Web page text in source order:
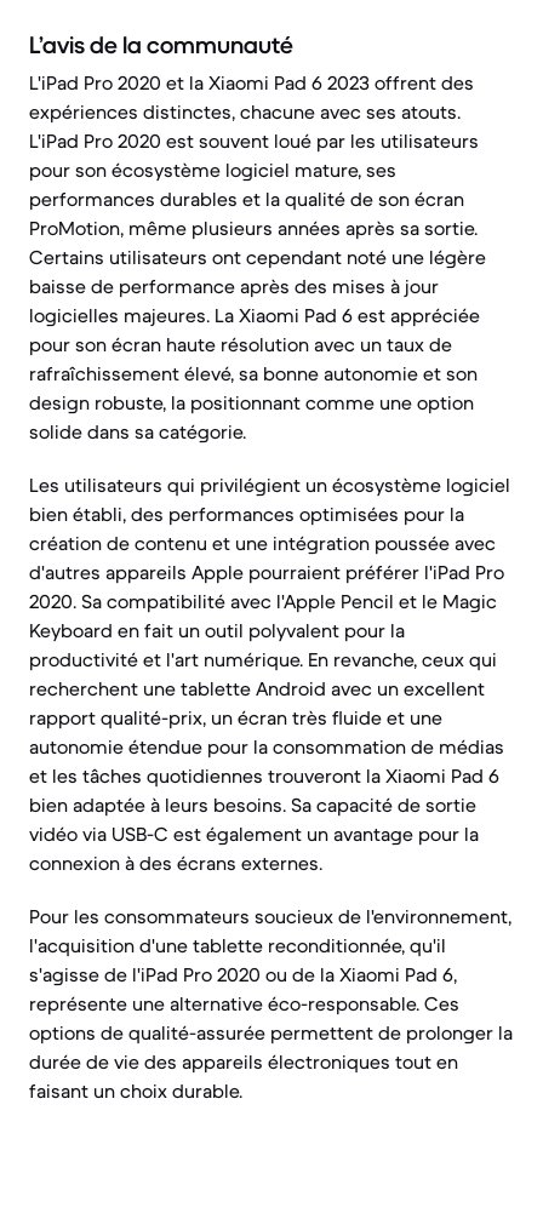
L’avis de la communauté
L'iPad Pro 2020 et la Xiaomi Pad 6 2023 offrent des
expériences distinctes, chacune avec ses atouts.
L'iPad Pro 2020 est souvent loué par les utilisateurs
pour son écosystème logiciel mature, ses
performances durables et la qualité de son écran
ProMotion, même plusieurs années après sa sortie.
Certains utilisateurs ont cependant noté une légère
baisse de performance après des mises à jour
logicielles majeures. La Xiaomi Pad 6 est appréciée
pour son écran haute résolution avec un taux de
rafraîchissement élevé, sa bonne autonomie et son
design robuste, la positionnant comme une option
solide dans sa catégorie.
Les utilisateurs qui privilégient un écosystème logiciel
bien établi, des performances optimisées pour la
création de contenu et une intégration poussée avec
d'autres appareils Apple pourraient préférer l'iPad Pro
2020. Sa compatibilité avec l'Apple Pencil et le Magic
Keyboard en fait un outil polyvalent pour la
productivité et l'art numérique. En revanche, ceux qui
recherchent une tablette Android avec un excellent
rapport qualité-prix, un écran très fluide et une
autonomie étendue pour la consommation de médias
et les tâches quotidiennes trouveront la Xiaomi Pad 6
bien adaptée à leurs besoins. Sa capacité de sortie
vidéo via USB-C est également un avantage pour la
connexion à des écrans externes.
Pour les consommateurs soucieux de l'environnement,
l'acquisition d'une tablette reconditionnée, qu'il
s'agisse de l'iPad Pro 2020 ou de la Xiaomi Pad 6,
représente une alternative éco-responsable. Ces
options de qualité-assurée permettent de prolonger la
durée de vie des appareils électroniques tout en
faisant un choix durable.